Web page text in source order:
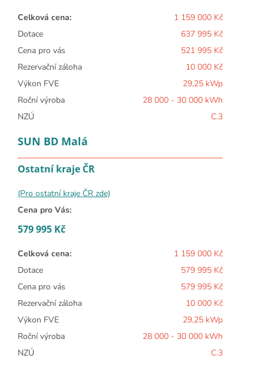
Celková cena:
1 159 000 Kč
Dotace
637 995 Kč
Cena pro vás
521 995 Kč
Rezervační záloha
10 000 Kč
Výkon FVE
29,25 kWp
Roční výroba
28 000 - 30 000 kWh
NZÚ
C.3
SUN BD Malá
Ostatní kraje ČR
(Pro ostatní kraje ČR zde)
Cena pro Vás:
579 995 Kč
Celková cena:
1 159 000 Kč
Dotace
579 995 Kč
Cena pro vás
579 995 Kč
Rezervační záloha
10 000 Kč
Výkon FVE
29,25 kWp
Roční výroba
28 000 - 30 000 kWh
NZÚ
C.3